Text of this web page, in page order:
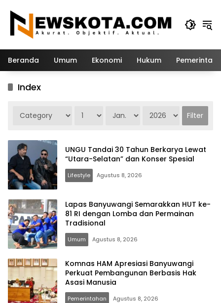
konten
Beranda Umum Ekonomi Hukum
Index
UNGU Tandai 30 Tahun Berkarya Lewat
“Utara-Selatan” dan Konser Spesial
Lifestyle Agustus 8, 2026
Lapas Banyuwangi Semarakkan HUT ke-
81 RI dengan Lomba dan Permainan
Tradisional
Umum Agustus 8, 2026
Komnas HAM Apresiasi Banyuwangi
Perkuat Pembangunan Berbasis Hak
Asasi Manusia
Pemerintahan Agustus 8, 2026